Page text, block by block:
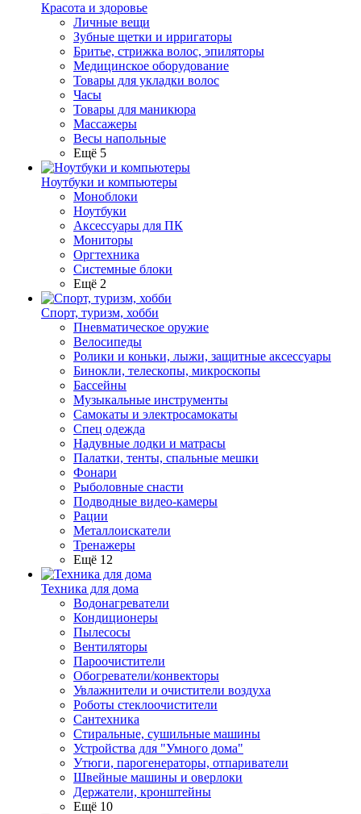
Красота и здоровье
Личные вещи
Зубные щетки и ирригаторы
Бритье, стрижка волос, эпиляторы
Медицинское оборудование
Товары для укладки волос
Часы
Товары для маникюра
Массажеры
Весы напольные
Ещё 5
Ноутбуки и компьютеры
Моноблоки
Ноутбуки
Аксессуары для ПК
Мониторы
Оргтехника
Системные блоки
Ещё 2
Спорт, туризм, хобби
Пневматическое оружие
Велосипеды
Ролики и коньки, лыжи, защитные аксессуары
Бинокли, телескопы, микроскопы
Бассейны
Музыкальные инструменты
Самокаты и электросамокаты
Спец одежда
Надувные лодки и матрасы
Палатки, тенты, спальные мешки
Фонари
Рыболовные снасти
Подводные видео-камеры
Рации
Металлоискатели
Тренажеры
Ещё 12
Техника для дома
Водонагреватели
Кондиционеры
Пылесосы
Вентиляторы
Пароочистители
Обогреватели/конвекторы
Увлажнители и очистители воздуха
Роботы стеклоочистители
Сантехника
Стиральные, сушильные машины
Устройства для "Умного дома"
Утюги, парогенераторы, отпариватели
Швейные машины и оверлоки
Держатели, кронштейны
Ещё 10